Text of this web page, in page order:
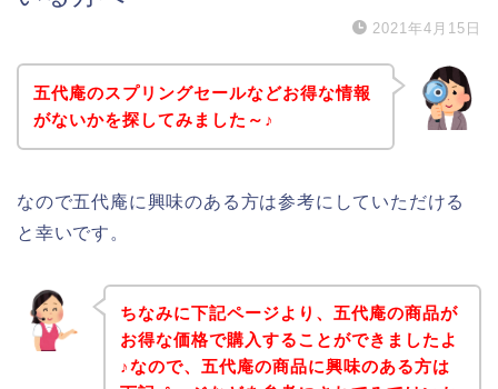
2021年4月15日
五代庵のスプリングセールなどお得な情報
がないかを探してみました～♪
なので五代庵に興味のある方は参考にしていただける
と幸いです。
ちなみに下記ページより、五代庵の商品が
お得な価格で購入することができましたよ
♪なので、五代庵の商品に興味のある方は